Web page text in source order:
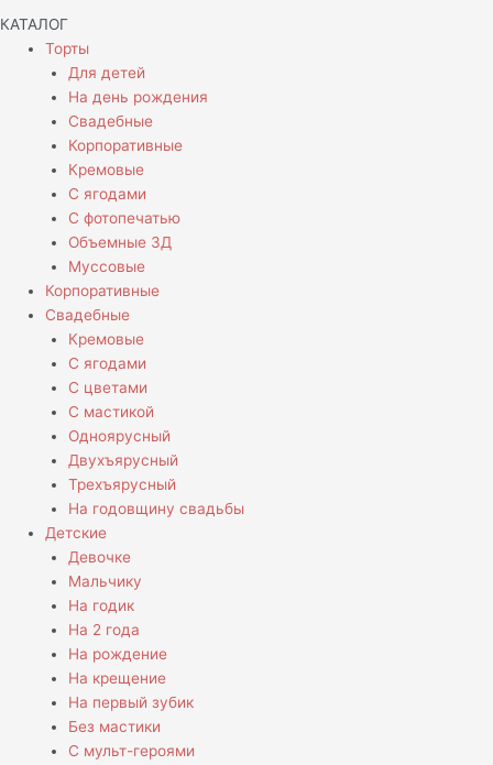
КАТАЛОГ
Торты
Для детей
На день рождения
Свадебные
Корпоративные
Кремовые
С ягодами
С фотопечатью
Объемные 3Д
Муссовые
Корпоративные
Свадебные
Кремовые
С ягодами
С цветами
С мастикой
Одноярусный
Двухъярусный
Трехъярусный
На годовщину свадьбы
Детские
Девочке
Мальчику
На годик
На 2 года
На рождение
На крещение
На первый зубик
Без мастики
С мульт-героями